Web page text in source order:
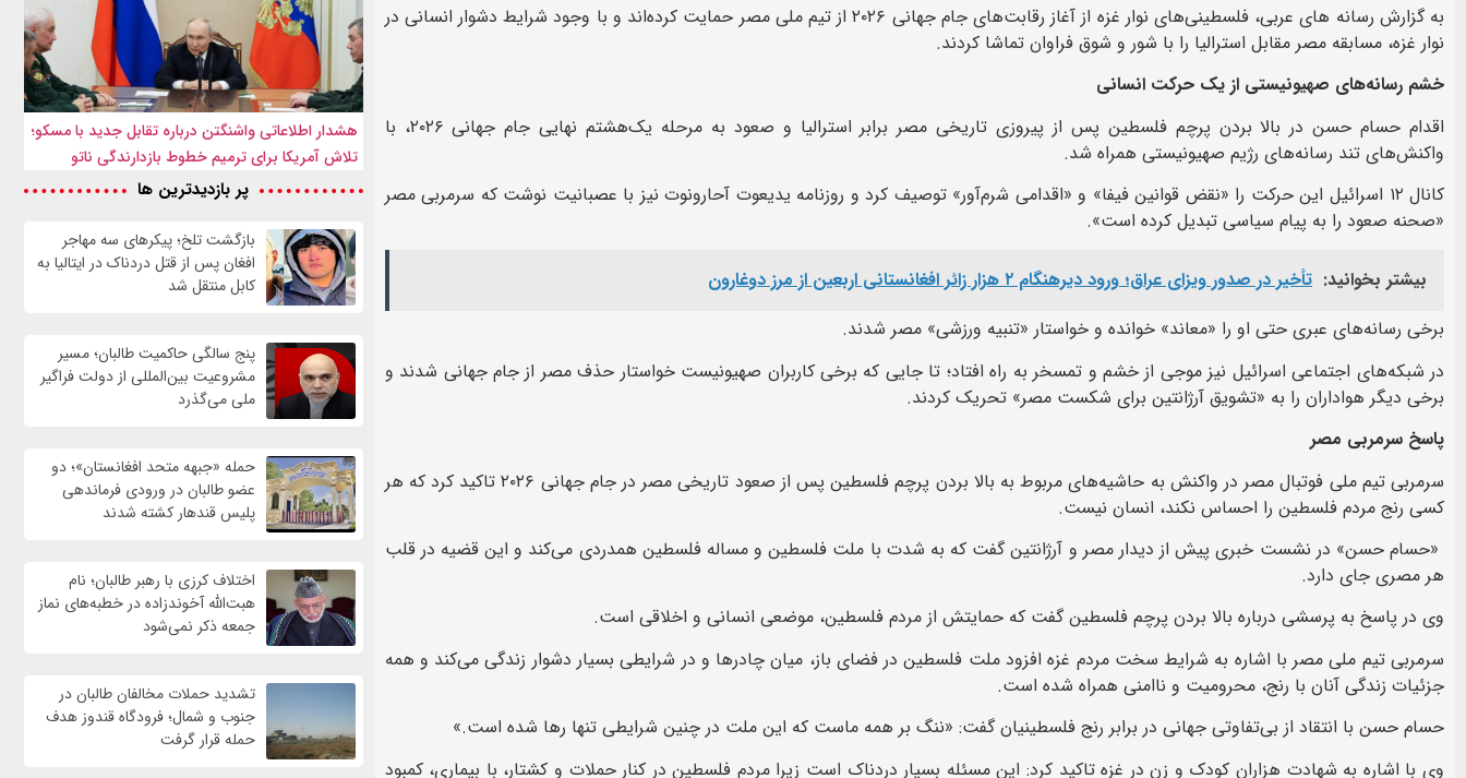
به گزارش رسانه های عربی، فلسطینی‌های نوار غزه از آغاز رقابت‌های جام جهانی ۲۰۲۶ از تیم ملی مصر حمایت کرده‌اند و با وجود شرایط دشوار انسانی در
نوار غزه، مسابقه مصر مقابل استرالیا را با شور و شوق فراوان تماشا کردند.
خشم رسانه‌های صهیونیستی از یک حرکت انسانی
اقدام حسام حسن در بالا بردن پرچم فلسطین پس از پیروزی تاریخی مصر برابر استرالیا و صعود به مرحله یک‌هشتم نهایی جام جهانی ۲۰۲۶، با
واکنش‌های تند رسانه‌های رژیم صهیونیستی همراه شد.
کانال ۱۲ اسرائیل این حرکت را «نقض قوانین فیفا» و «اقدامی شرم‌آور» توصیف کرد و روزنامه یدیعوت آحارونوت نیز با عصبانیت نوشت که سرمربی مصر
«صحنه صعود را به پیام سیاسی تبدیل کرده است».
بیشتر بخوانید: تأخیر در صدور ویزای عراق؛ ورود دیرهنگام ۲ هزار زائر افغانستانی اربعین از مرز دوغارون
برخی رسانه‌های عبری حتی او را «معاند» خوانده و خواستار «تنبیه ورزشی» مصر شدند.
در شبکه‌های اجتماعی اسرائیل نیز موجی از خشم و تمسخر به راه افتاد؛ تا جایی که برخی کاربران صهیونیست خواستار حذف مصر از جام جهانی شدند و
برخی دیگر هواداران را به «تشویق آرژانتین برای شکست مصر» تحریک کردند.
پاسخ سرمربی مصر
سرمربی تیم ملی فوتبال مصر در واکنش به حاشیه‌های مربوط به بالا بردن پرچم فلسطین پس از صعود تاریخی مصر در جام جهانی ۲۰۲۶ تاکید کرد که هر
کسی رنج مردم فلسطین را احساس نکند، انسان نیست.
«حسام حسن» در نشست خبری پیش از دیدار مصر و آرژانتین گفت که به‌ شدت با ملت فلسطین و مساله فلسطین همدردی می‌کند و این قضیه در قلب
هر مصری جای دارد.
وی در پاسخ به پرسشی درباره بالا بردن پرچم فلسطین گفت که حمایتش از مردم فلسطین، موضعی انسانی و اخلاقی است.
سرمربی تیم ملی مصر با اشاره به شرایط سخت مردم غزه افزود ملت فلسطین در فضای باز، میان چادرها و در شرایطی بسیار دشوار زندگی می‌کند و همه
جزئیات زندگی آنان با رنج، محرومیت و ناامنی همراه شده است.
حسام حسن با انتقاد از بی‌تفاوتی جهانی در برابر رنج فلسطینیان گفت: «ننگ بر همه ماست که این ملت در چنین شرایطی تنها رها شده است.»
وی با اشاره به شهادت هزاران کودک و زن در غزه تاکید کرد: این مسئله بسیار دردناک است زیرا مردم فلسطین در کنار حملات و کشتار، با بیماری، کمبود
هشدار اطلاعاتی واشنگتن درباره تقابل جدید با مسکو؛
تلاش آمریکا برای ترمیم خطوط بازدارندگی ناتو
پر بازدیدترین ها
بازگشت تلخ؛ پیکرهای سه مهاجر
افغان پس از قتل دردناک در ایتالیا به
کابل منتقل شد
پنج سالگی حاکمیت طالبان؛ مسیر
مشروعیت بین‌المللی از دولت فراگیر
ملی می‌گذرد
حمله «جبهه متحد افغانستان»؛ دو
عضو طالبان در ورودی فرماندهی
پلیس قندهار کشته شدند
اختلاف کرزی با رهبر طالبان؛ نام
هبت‌الله آخوندزاده در خطبه‌های نماز
جمعه ذکر نمی‌شود
تشدید حملات مخالفان طالبان در
جنوب و شمال؛ فرودگاه قندوز هدف
حمله قرار گرفت